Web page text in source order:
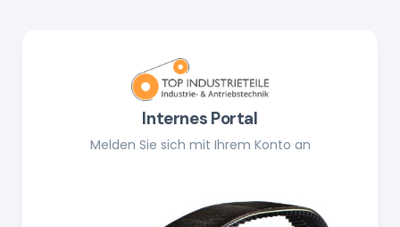
Internes Portal
Melden Sie sich mit Ihrem Konto an